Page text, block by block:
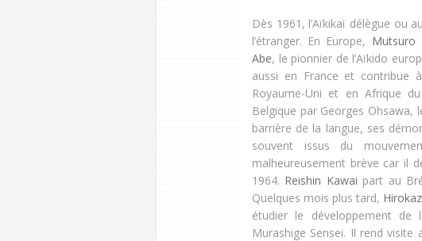
Dès 1961, l’Aïkikaï délègue ou
l’étranger. En Europe, Mutsuro
Abe, le pionnier de l’Aïkido
aussi en France et contribue
Royaume-Uni et en Afrique
Belgique par Georges
barrière de la langue, ses
souvent issus du
malheureusement brève car il
1964. Reishin Kawai part au
Quelques mois plus tard,
étudier le développement de
Murashige Sensei. Il rend